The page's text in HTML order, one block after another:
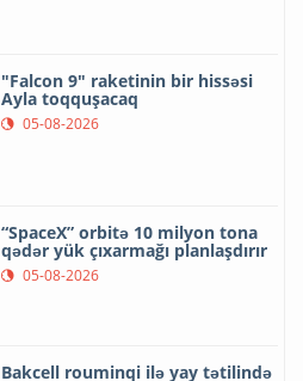
"Falcon 9" raketinin bir hissəsi
Ayla toqquşacaq
05-08-2026
“SpaceX” orbitə 10 milyon tona
qədər yük çıxarmağı planlaşdırır
05-08-2026
Bakcell rouminqi ilə yay tətilində